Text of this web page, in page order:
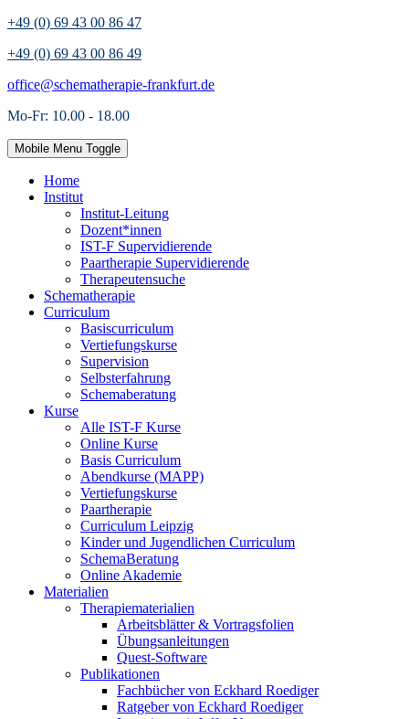
+49 (0) 69 43 00 86 47
+49 (0) 69 43 00 86 49
office@schematherapie-frankfurt.de
Mo-Fr: 10.00 - 18.00
Mobile Menu Toggle
Home
Institut
Institut-Leitung
Dozent*innen
IST-F Supervidierende
Paartherapie Supervidierende
Therapeutensuche
Schematherapie
Curriculum
Basiscurriculum
Vertiefungskurse
Supervision
Selbsterfahrung
Schemaberatung
Kurse
Alle IST-F Kurse
Online Kurse
Basis Curriculum
Abendkurse (MAPP)
Vertiefungskurse
Paartherapie
Curriculum Leipzig
Kinder und Jugendlichen Curriculum
SchemaBeratung
Online Akademie
Materialien
Therapiematerialien
Arbeitsblätter & Vortragsfolien
Übungsanleitungen
Quest-Software
Publikationen
Fachbücher von Eckhard Roediger
Ratgeber von Eckhard Roediger